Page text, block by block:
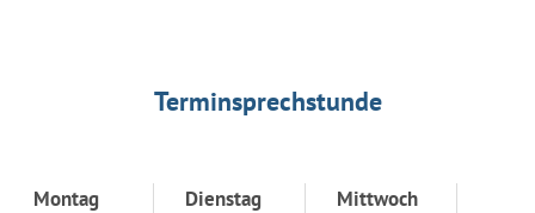
Terminsprechstunde
Montag
Dienstag
Mittwoch